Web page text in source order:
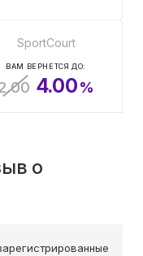
SportCourt
ВАМ ВЕРНЕТСЯ ДО:
4.00%
о